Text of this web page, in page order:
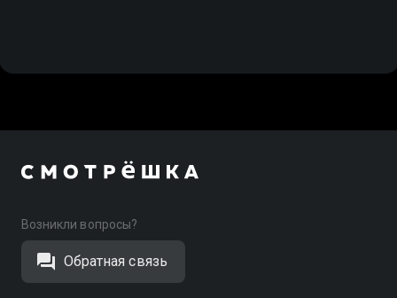
Возникли вопросы?
Обратная связь